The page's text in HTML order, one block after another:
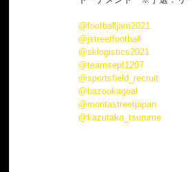
@footballjam2021
@jstreetfootball
@sklogistics2021
@teamsept1207
@sportsfield_recruit
@bazookagoal
@montastreetjapan
@kazutaka_tsurume